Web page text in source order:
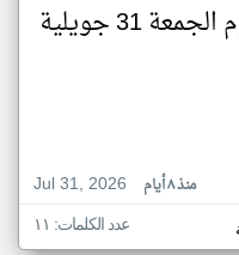
جريدة الشروق ليوم الجمعة 31 جويلية
Jul 31, 2026
منذ ٨ أيام
عدد الكلمات: ١١